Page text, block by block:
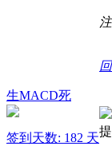
生MACD死
签到天数: 182 天